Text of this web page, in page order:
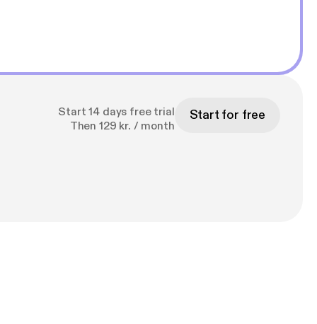
Start 14 days free trial
Then 129 kr. / month
Start for free